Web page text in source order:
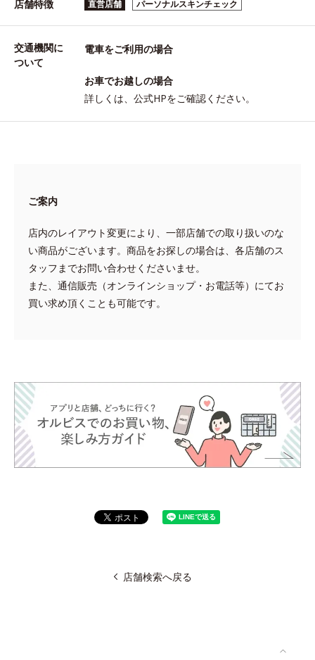
店舗特徴 直営店舗 パーソナルスキンチェック
交通機関に
ついて
電車をご利用の場合
お車でお越しの場合
詳しくは、公式HPをご確認ください。
ご案内
店内のレイアウト変更により、一部店舗での取り扱いのな
い商品がございます。商品をお探しの場合は、各店舗のス
タッフまでお問い合わせくださいませ。
また、通信販売（オンラインショップ・お電話等）にてお
買い求め頂くことも可能です。
店舗検索へ戻る